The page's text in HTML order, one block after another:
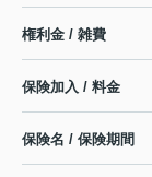
権利金 / 雑費
保険加入 / 料金
保険名 / 保険期間